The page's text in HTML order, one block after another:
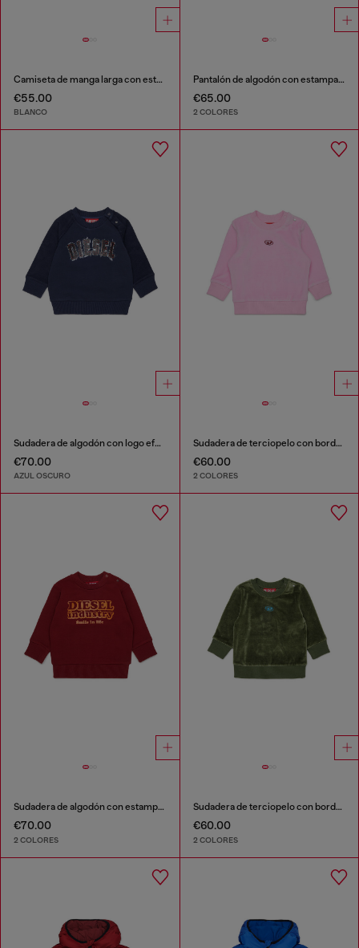
Camiseta de manga larga con estampado de logo
€55.00
BLANCO
Pantalón de algodón con estampado Diesel Industry
€65.00
2 COLORES
Sudadera de algodón con logo efecto deshilachado
€70.00
AZUL OSCURO
Sudadera de terciopelo con bordado Oval D
€60.00
2 COLORES
Sudadera de algodón con estampado Diesel Industry
€70.00
2 COLORES
Sudadera de terciopelo con bordado Oval D
€60.00
2 COLORES